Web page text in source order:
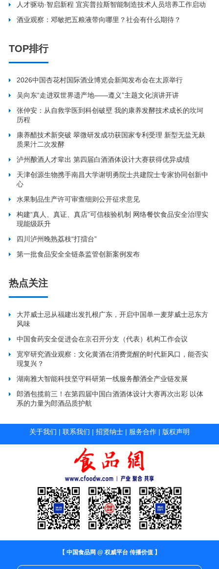
人才驱动·智启新程 宜宾普拉斯智能制造技术人员培养工作启动
酒业观察：邓敏把五粮液带向哪里？社会有什么期待？
TOP排行
2026中国杏花村国际酒业博览会新闻发布会在太原举行
吴向东“走进双世界遗产地——遵义”主题文化演讲开讲
张仲安：从自救学医到科创破壁 我的康养发酵技术成长的坎坷
历程
康养醋技术新突破 翠微研发成功获国家专利受理 新型无盐无麸
质果汁二次发酵
泸州酿酒人才辈出 第四届白酒酒体设计大赛获得优异成绩
天津创源生物携手南昌大学谢明勇院士共建院士专家协同创新中
心
水果制品生产许可审查细则公开征求意见
构建“真人、真证、真店”可信核验机制 网络餐饮食品安全治理实
现能级跃升
四川泸州晚熟荔枝“打擂台”
第一批食品安全全链条监管创新案例发布
热点关注
大芹威士忌从福建出发扎根广东，开启中国单一麦芽威士忌东方
风味
中国食药安全促进会在京召开分支（代表）机构工作会议
宽窄研究酒业观察：文化黄酒在消费觉醒的时代新风口，能否实
现复兴？
湖南雅大智能科技坚守科研第一线服务酿酒全产业链发展
郎酒包揽前三！在第四届中国白酒酒体设计大赛再次出彩 以体
系的力量为郎酒品质护航
关于我们 | 联系我们 | 招贤纳士 | 服务合作 | 版权声明
【 中国食品网 @ 权威平台 传播价值 】